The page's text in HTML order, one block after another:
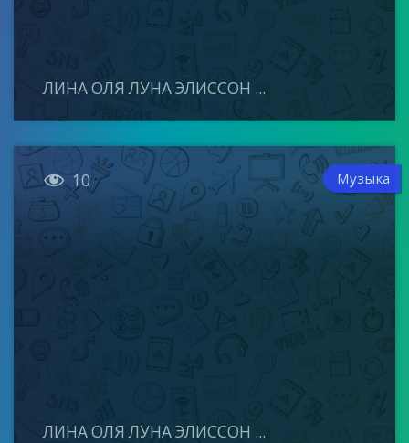
ЛИНА ОЛЯ ЛУНА ЭЛИССОН ...
 10 Музыка
ЛИНА ОЛЯ ЛУНА ЭЛИССОН ...